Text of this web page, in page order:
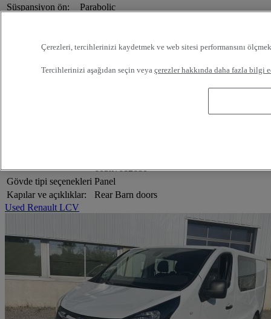
Süspansiyon ön:
Parabolic
2.8
Teker adedi:
DOUBLE
603kv612680
Gövde tipi seçenekleri Panel
Kapılar ve açıklıklar:
Rear Barn doors
Used Renault LCV
Çerezleri, tercihlerinizi kaydetmek ve web sitesi performansını
Tercihlerinizi aşağıdan seçin veya çerezler hakkında daha fazla bilgi